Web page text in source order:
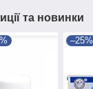
та новинки
–25%